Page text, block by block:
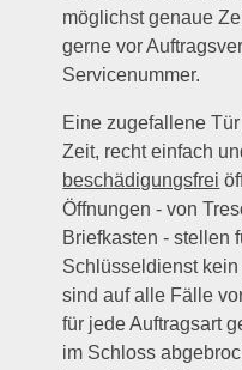
möglichst genaue
gerne vor
Servicenummer.
Eine zugefallene
Zeit, recht einfach
beschädigungsfrei
Öffnungen - von
Briefkasten - stellen
Schlüsseldienst
sind auf alle Fälle
für jede Auftragsart
im Schloss